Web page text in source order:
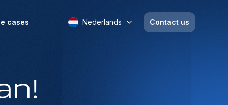
cases Nederlands Contact us